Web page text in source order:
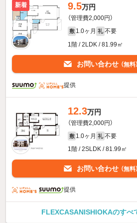
新着 9.5万円
（管理費2,000円）
敷 1.0ヶ月 礼 不要
1階 / 2LDK / 81.99㎡
お問い合わせ （無料）
提供
12.3万円
（管理費2,000円）
敷 1.0ヶ月 礼 不要
1階 / 2SLDK / 81.99㎡
お問い合わせ （無料）
提供
FLEXCASANISHIOKAのすべ